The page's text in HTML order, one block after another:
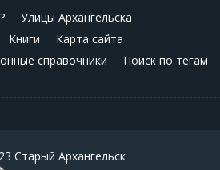
Улицы Архангельска
Книги
Карта сайта
справочники Поиск по тегам
Старый Архангельск